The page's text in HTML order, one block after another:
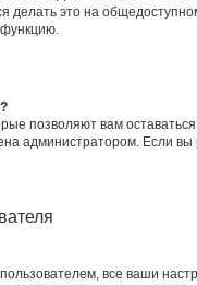
это на
позволяют вам
администратором. Если
все ваши